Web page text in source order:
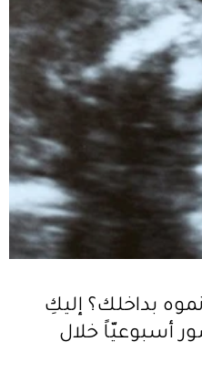
بداخلك؟ إليكِ
أسبوعيّاً خلال